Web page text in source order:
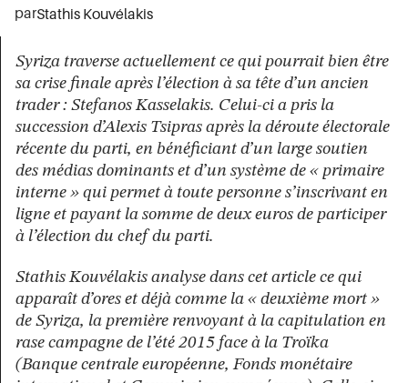
parStathis Kouvélakis
Syriza traverse actuellement ce qui pourrait bien être
sa crise finale après l’élection à sa tête d’un ancien
trader : Stefanos Kasselakis. Celui-ci a pris la
succession d’Alexis Tsipras après la déroute électorale
récente du parti, en bénéficiant d’un large soutien
des médias dominants et d’un système de « primaire
interne » qui permet à toute personne s’inscrivant en
ligne et payant la somme de deux euros de participer
à l’élection du chef du parti.
Stathis Kouvélakis analyse dans cet article ce qui
apparaît d’ores et déjà comme la « deuxième mort »
de Syriza, la première renvoyant à la capitulation en
rase campagne de l’été 2015 face à la Troïka
(Banque centrale européenne, Fonds monétaire